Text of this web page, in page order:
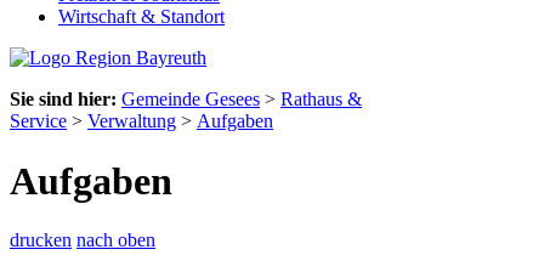
Wirtschaft & Standort
Sie sind hier: Gemeinde Gesees > Rathaus &
Service > Verwaltung > Aufgaben
Aufgaben
drucken nach oben